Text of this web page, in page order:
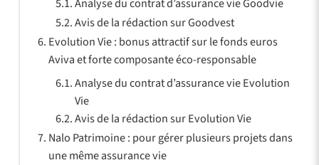
Avis de la rédaction sur Goodvest
Evolution Vie : bonus attractif sur le fonds euros
Aviva et forte composante éco-responsable
Analyse du contrat d’assurance vie Evolution
Vie
Avis de la rédaction sur Evolution Vie
Nalo Patrimoine : pour gérer plusieurs projets dans
une même assurance vie